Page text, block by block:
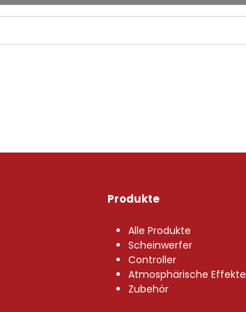
Produkte
Alle Produkte
Scheinwerfer
Controller
Atmosphärische Effekte
Zubehör